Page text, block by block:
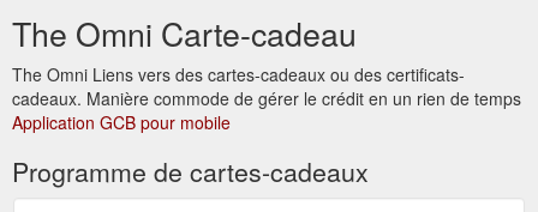
The Omni Carte-cadeau
The Omni Liens vers des cartes-cadeaux ou des certificats-
cadeaux. Manière commode de gérer le crédit en un rien de temps
Application GCB pour mobile
Programme de cartes-cadeaux